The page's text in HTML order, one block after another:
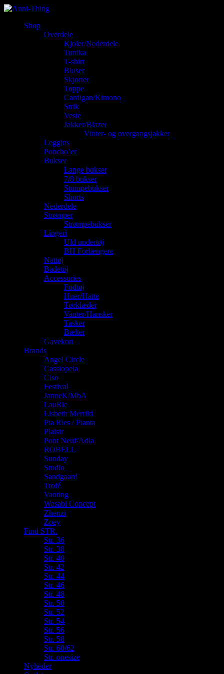
Shop
Overdele
Kjoler/Nederdele
Tunika
T-shirt
Bluser
Skjorter
Toppe
Cardigan/Kimono
Strik
Veste
Jakker/Blazer
Vinter- og overgangsjakker
Leggins
Poncho’er
Bukser
Lange bukser
7/8 bukser
Stumpebukser
Shorts
Nederdele
Strømper
Strømpebukser
Lingeri
Uld undertøj
BH Forlængere
Nattøj
Badetøj
Accessories
Fodtøj
Huer/Hatte
Tørklæder
Vanter/Hansker
Tasker
Bælter
Gavekort
Brands
Angel Circle
Cassiopeia
Ciso
Festival
JanneK/MbA
LauRie
Lisbeth Merrild
Pia Ries / Pianta
Plaisir
Pont Neuf/Adia
ROBELL
Sunday
Studio
Sandgaard
Trofé
Vanting
Wasabi Concept
Zhenzi
Zoey
Find STR.
Str. 36
Str. 38
Str. 40
Str. 42
Str. 44
Str. 46
Str. 48
Str. 50
Str. 52
Str. 54
Str. 56
Str. 58
Str. 60/62
Str. onesize
Nyheder